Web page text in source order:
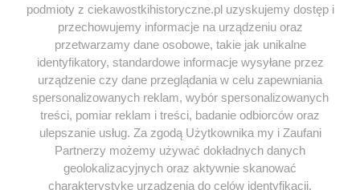
SERWIS
SPOŁECZNOŚĆ
WSPÓŁPRACA
KONTAKT
ODWIEDŹ RÓWNIEŻ:
podmioty z ciekawostkihistoryczne.pl uzyskujemy dostęp i
przechowujemy informacje na urządzeniu oraz
przetwarzamy dane osobowe, takie jak unikalne
identyfikatory, standardowe informacje wysyłane przez
urządzenie czy dane przeglądania w celu zapewniania
spersonalizowanych reklam, wybór spersonalizowanych
treści, pomiar reklam i treści, badanie odbiorców oraz
ulepszanie usług. Za zgodą Użytkownika my i Zaufani
Partnerzy możemy używać dokładnych danych
geolokalizacyjnych oraz aktywnie skanować
charakterystykę urządzenia do celów identyfikacji.